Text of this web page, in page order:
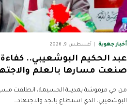
أخبار جهوية أغسطس 9, 2026
عبد الحكيم البوشعيبي..
صنعت مسارها بالعلم
من حي مرموشة بمدينة الحسيمة، انطلقت
البوشعيبي، الذي استطاع بالجد والاجتهاد…